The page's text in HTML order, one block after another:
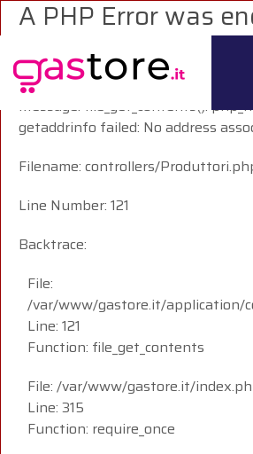
A PHP Error was
Severity: Warning
Message: file_get_contents():
getaddrinfo failed: No address
Filename: controllers/
Line Number: 121
Backtrace:
File:
/var/www/gastore.it/application/
Line: 121
Function: file_get_contents
File: /var/www/gastore.it/
Line: 315
Function: require_once